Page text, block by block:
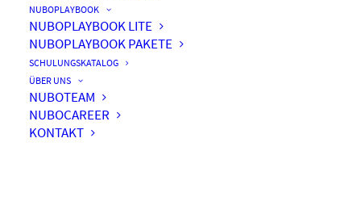
NUBOPLAYBOOK
NUBOPLAYBOOK LITE
NUBOPLAYBOOK PAKETE
SCHULUNGSKATALOG
ÜBER UNS
NUBOTEAM
NUBOCAREER
KONTAKT
#010 – Interview Dorothee
Grzegorek